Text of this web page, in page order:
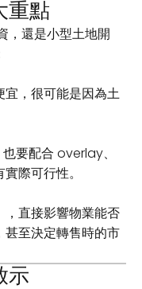
重點
，還是小型土地開
，很可能是因為土
要配合 overlay、
際可行性。
直接影響物業能否
甚至決定轉售時的市
示